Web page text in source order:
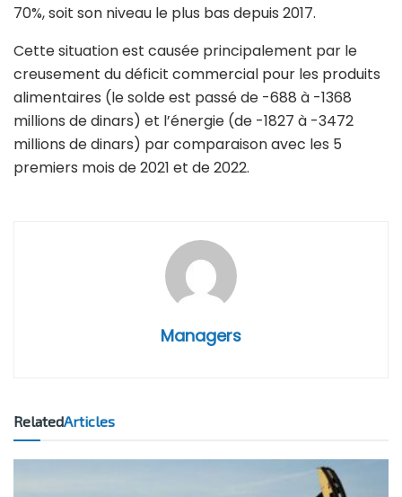
70%, soit son niveau le plus bas depuis 2017.
Cette situation est causée principalement par le
creusement du déficit commercial pour les produits
alimentaires (le solde est passé de -688 à -1368
millions de dinars) et l’énergie (de -1827 à -3472
millions de dinars) par comparaison avec les 5
premiers mois de 2021 et de 2022.
Managers
RelatedArticles